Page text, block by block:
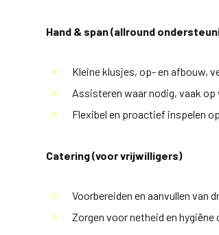
Hand & span (allround
Kleine klusjes, op- en afbouw,
Assisteren waar nodig, vaak op
Flexibel en proactief inspelen
Catering (voor vrijwilligers)
Voorbereiden en aanvullen van
Zorgen voor netheid en